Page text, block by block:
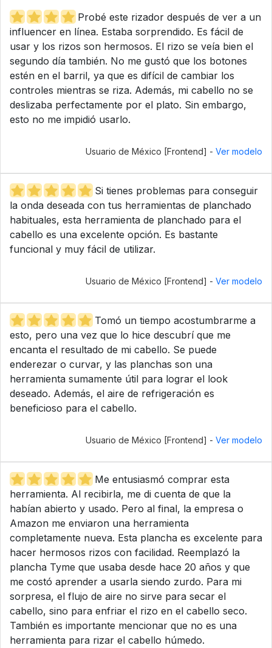
Probé este rizador después de ver a un
influencer en línea. Estaba sorprendido. Es fácil de
usar y los rizos son hermosos. El rizo se veía bien el
segundo día también. No me gustó que los botones
estén en el barril, ya que es difícil de cambiar los
controles mientras se riza. Además, mi cabello no se
deslizaba perfectamente por el plato. Sin embargo,
esto no me impidió usarlo.
Usuario de México [Frontend] - Ver modelo
Si tienes problemas para conseguir
la onda deseada con tus herramientas de planchado
habituales, esta herramienta de planchado para el
cabello es una excelente opción. Es bastante
funcional y muy fácil de utilizar.
Usuario de México [Frontend] - Ver modelo
Tomó un tiempo acostumbrarme a
esto, pero una vez que lo hice descubrí que me
encanta el resultado de mi cabello. Se puede
enderezar o curvar, y las planchas son una
herramienta sumamente útil para lograr el look
deseado. Además, el aire de refrigeración es
beneficioso para el cabello.
Usuario de México [Frontend] - Ver modelo
Me entusiasmó comprar esta
herramienta. Al recibirla, me di cuenta de que la
habían abierto y usado. Pero al final, la empresa o
Amazon me enviaron una herramienta
completamente nueva. Esta plancha es excelente para
hacer hermosos rizos con facilidad. Reemplazó la
plancha Tyme que usaba desde hace 20 años y que
me costó aprender a usarla siendo zurdo. Para mi
sorpresa, el flujo de aire no sirve para secar el
cabello, sino para enfriar el rizo en el cabello seco.
También es importante mencionar que no es una
herramienta para rizar el cabello húmedo.